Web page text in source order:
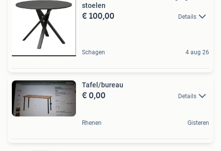
stoelen
€ 100,00 Details
Schagen 4 aug 26
Tafel/bureau
€ 0,00 Details
Rhenen Gisteren